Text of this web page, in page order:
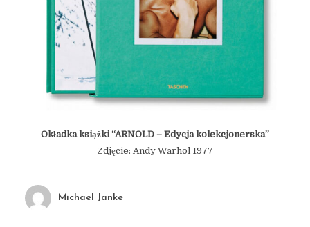
Okładka książki “ARNOLD – Edycja kolekcjonerska”
Zdjęcie: Andy Warhol 1977
Michael Janke